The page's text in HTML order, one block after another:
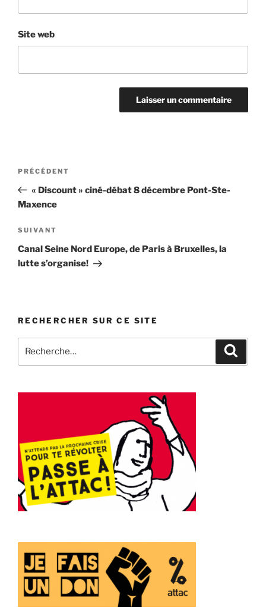
Site web
Navigation
l’article
Article
précédent
PRÉCÉDENT
« Discount » ciné-débat 8 décembre Pont-Ste-
Maxence
Article
suivant
SUIVANT
Canal Seine Nord Europe, de Paris à Bruxelles, la
lutte s’organise!
RECHERCHER SUR CE SITE
pour